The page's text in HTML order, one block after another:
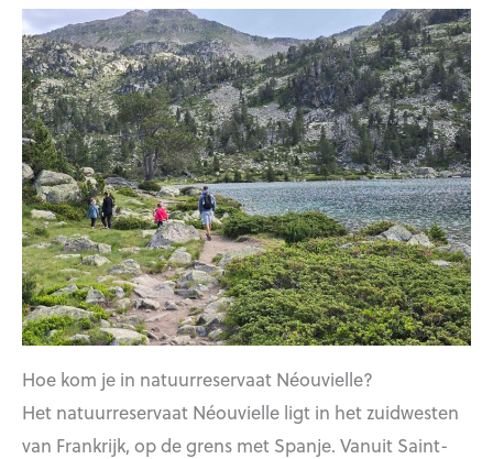
Hoe kom je in natuurreservaat Néouvielle?
Het natuurreservaat Néouvielle ligt in het zuidwesten
van Frankrijk, op de grens met Spanje. Vanuit Saint-